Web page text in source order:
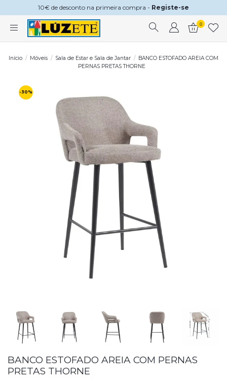
10€ de desconto na primeira compra - Registe-se
0
Início Móveis Sala de Estar e Sala de Jantar
BANCO ESTOFADO AREIA COM
PERNAS PRETAS THORNE
-30%
BANCO ESTOFADO AREIA COM PERNAS
PRETAS THORNE